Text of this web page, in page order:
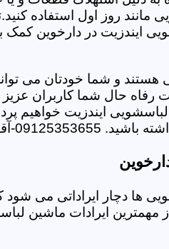
مانند روز اول استفاده
ایندزیت در دارخوین کمک
هستند و شما خودتان می
حال شما کاربران عزیز
ایندزیت خواهیم
آقای هاشمی
ها دچار ایراداتی می
مهمترین ایرادات ماشین